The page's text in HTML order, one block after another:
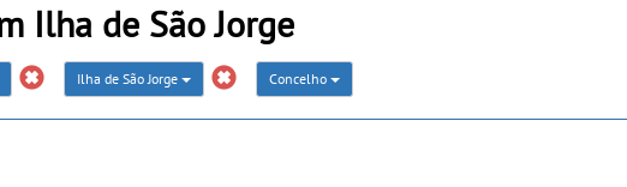
Ilha de São Jorge
Ilha de São Jorge Concelho